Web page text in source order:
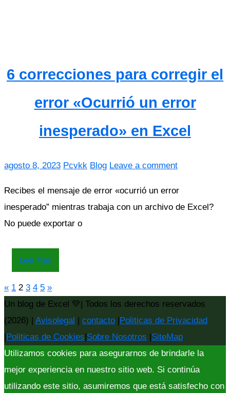
6 correcciones para corregir el
error «Ocurrió un error
inesperado» en Excel
agosto 8, 2023 Pcvkk Blog Leave a comment
Recibes el mensaje de error «ocurrió un error
inesperado” mientras trabaja con un archivo de Excel?
No puede exportar o
Leer Mas
Paginación
de
entradas
«Previous
Posts
1 2 3 4 5 Next
Posts
»
Un blog de Excel 💚| Todos los derechos reservados
(2026) | Avisolegal contacto
Politicas de Privacidad
Politicas de Cookies Sobre Nosotros SiteMap
Utilizamos cookies para asegurarnos de brindarle la
mejor experiencia en nuestro sitio web. Si continúa
utilizando este sitio, asumiremos que está satisfecho con